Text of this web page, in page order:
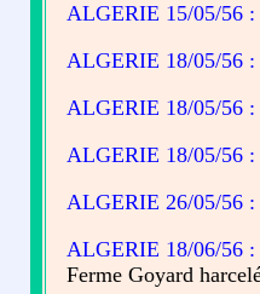
ALGERIE 15/05/56 :
ALGERIE 18/05/56 :
ALGERIE 18/05/56 :
ALGERIE 18/05/56 :
ALGERIE 26/05/56 :
ALGERIE 18/06/56 :
Ferme Goyard